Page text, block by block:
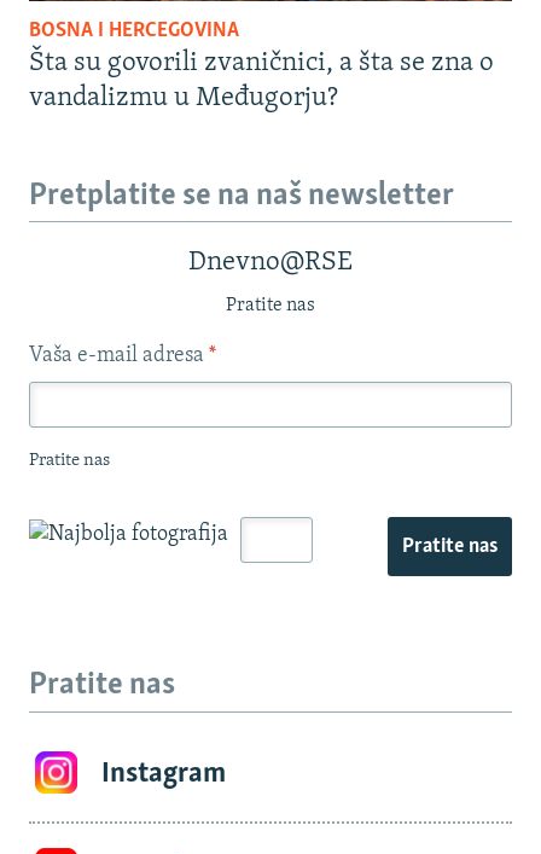
BOSNA I HERCEGOVINA
Šta su govorili zvaničnici, a šta se zna o
vandalizmu u Međugorju?
Pretplatite se na naš newsletter
Dnevno@RSE
Pratite nas
Vaša e-mail adresa *
Pratite nas
Pratite nas
Pratite nas
Instagram